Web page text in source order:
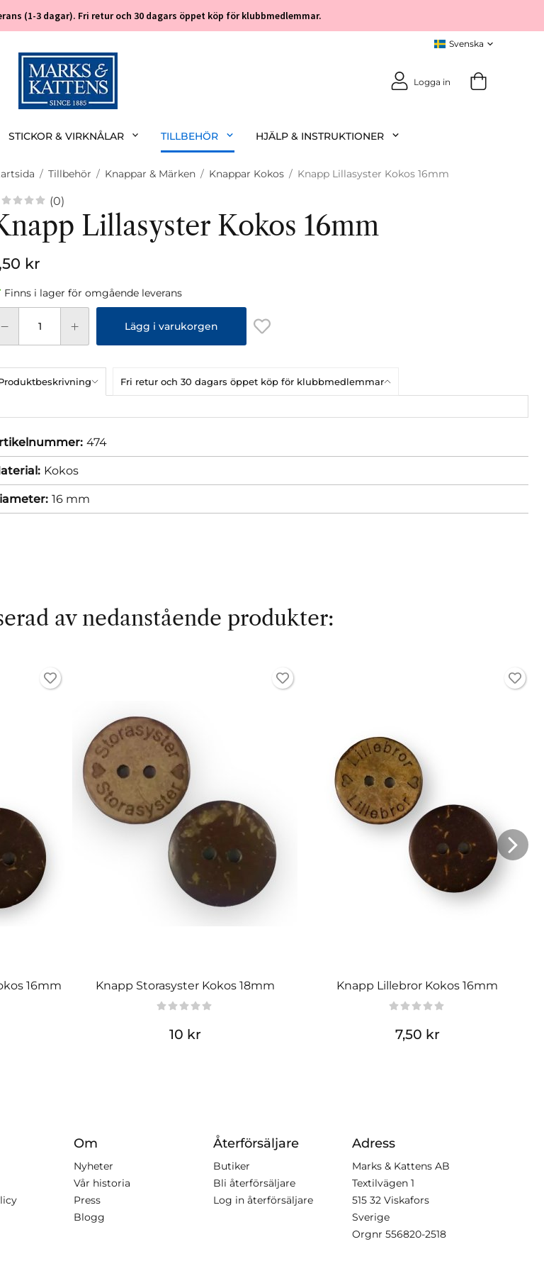
(1-3 dagar). Fri retur och 30 dagars öppet köp för klubbmedlemmar.
Logga in
STICKOR & VIRKNÅLAR TILLBEHÖR HJÄLP & INSTRUKTIONER
/ Tillbehör / Knappar & Märken / Knappar Kokos / Knapp Lillasyster Kokos 16mm
(0)
Lillasyster Kokos 16mm
kr
Finns i lager för omgående leverans
Lägg i varukorgen
Fri retur och 30 dagars öppet köp för klubbmedlemmar
474
Kokos
16 mm
av nedanstående produkter:
16mm Knapp Storasyster Kokos 18mm
10 kr
Knapp Lillebror Kokos 16mm
7,50 kr
Om
Nyheter
Vår historia
Press
Blogg
Återförsäljare
Butiker
Bli återförsäljare
Log in återförsäljare
Adress
Marks & Kattens AB
Textilvägen 1
515 32 Viskafors
Sverige
Orgnr 556820-2518